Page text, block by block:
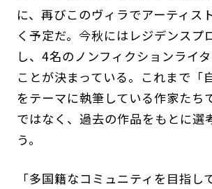
に、再びこのヴィラでアーティス
く予定だ。今秋にはレジデンスプ
し、4名のノンフィクションライ
ことが決まっている。これまで「
をテーマに執筆している作家たち
ではなく、過去の作品をもとに選
う。
「多国籍なコミュニティを目指し